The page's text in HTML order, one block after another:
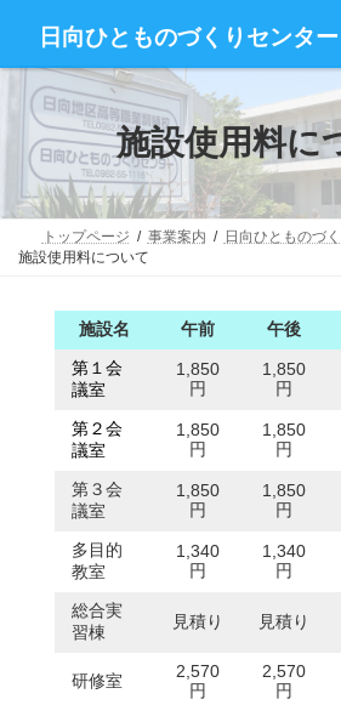
ン
ー
日向ひとものづくりセンター
ー
プ
リ
ン
ク
施設使用料に
トップページ 事業案内
日向ひとものづ
施設使用料について
施設名 午前 午後
第１会
議室
1,850
円
1,850
円
第２会
議室
1,850
円
1,850
円
第３会
議室
1,850
円
1,850
円
多目的
教室
1,340
円
1,340
円
総合実
習棟
見積り 見積り
研修室
2,570
円
2,570
円